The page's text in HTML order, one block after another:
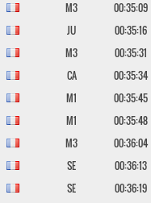
M3 00:35:09
JU 00:35:16
M3 00:35:31
CA 00:35:34
M1
00:35:45
M1
00:35:48
M3 00:36:04
SE 00:36:13
SE 00:36:19